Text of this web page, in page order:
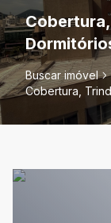
Buscar imóvel
Cobertura,